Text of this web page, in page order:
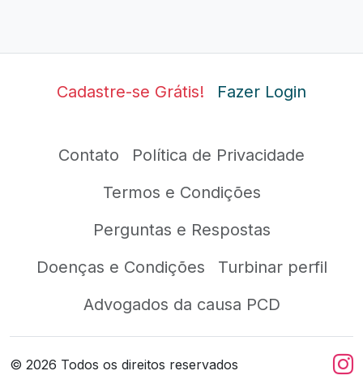
Cadastre-se Grátis! Fazer Login
Contato
Política de Privacidade
Termos e Condições
Perguntas e Respostas
Doenças e Condições
Turbinar perfil
Advogados da causa PCD
© 2026 Todos os direitos reservados